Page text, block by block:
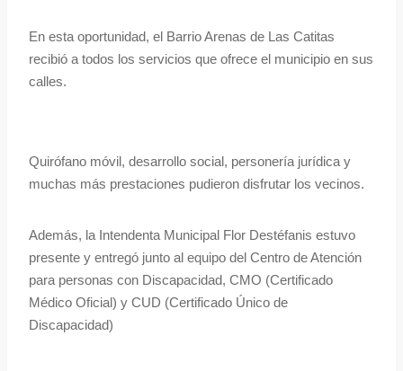
En esta oportunidad, el Barrio Arenas de Las Catitas
recibió a todos los servicios que ofrece el municipio en sus
calles.
Quirófano móvil, desarrollo social, personería jurídica y
muchas más prestaciones pudieron disfrutar los vecinos.
Además, la Intendenta Municipal Flor Destéfanis estuvo
presente y entregó junto al equipo del Centro de Atención
para personas con Discapacidad, CMO (Certificado
Médico Oficial) y CUD (Certificado Único de
Discapacidad)